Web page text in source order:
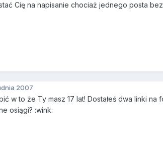
Cię na napisanie chociaż jednego posta bez
2007
w to że Ty masz 17 lat! Dostałeś dwa linki
osiągi? :wink: